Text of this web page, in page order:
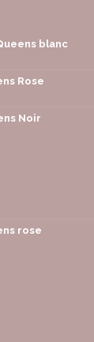
blanc
Rose
Noir
rose